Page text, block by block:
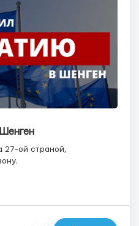
27-ой страной,